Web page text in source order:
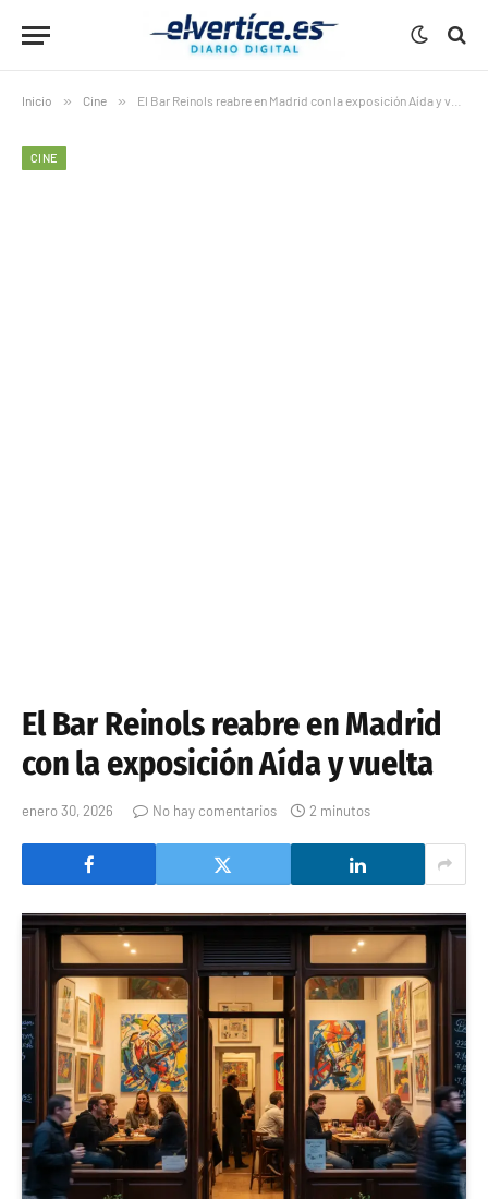
Inicio » Cine » El Bar Reinols reabre en Madrid con la exposición Aída y vuelta
CINE
El Bar Reinols reabre en Madrid
con la exposición Aída y vuelta
enero 30, 2026 No hay comentarios 2 minutos